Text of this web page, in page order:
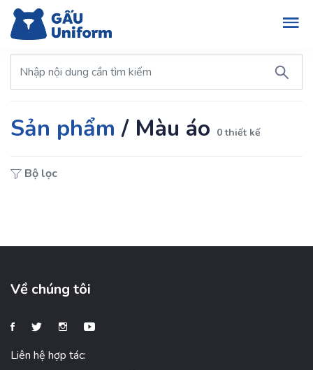
Sản phẩm / Màu áo 0 thiết kế
Bộ lọc
Về chúng tôi
Liên hệ hợp tác: